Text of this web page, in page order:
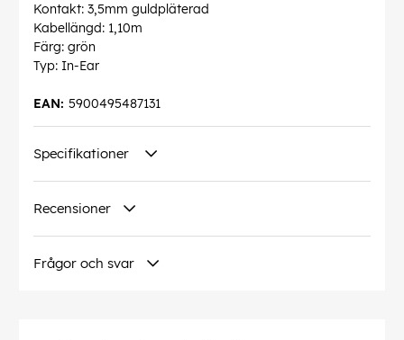
Kontakt: 3,5mm guldpläterad
Kabellängd: 1,10m
Färg: grön
Typ: In-Ear
5900495487131
EAN:
Specifikationer
Recensioner
Frågor och svar